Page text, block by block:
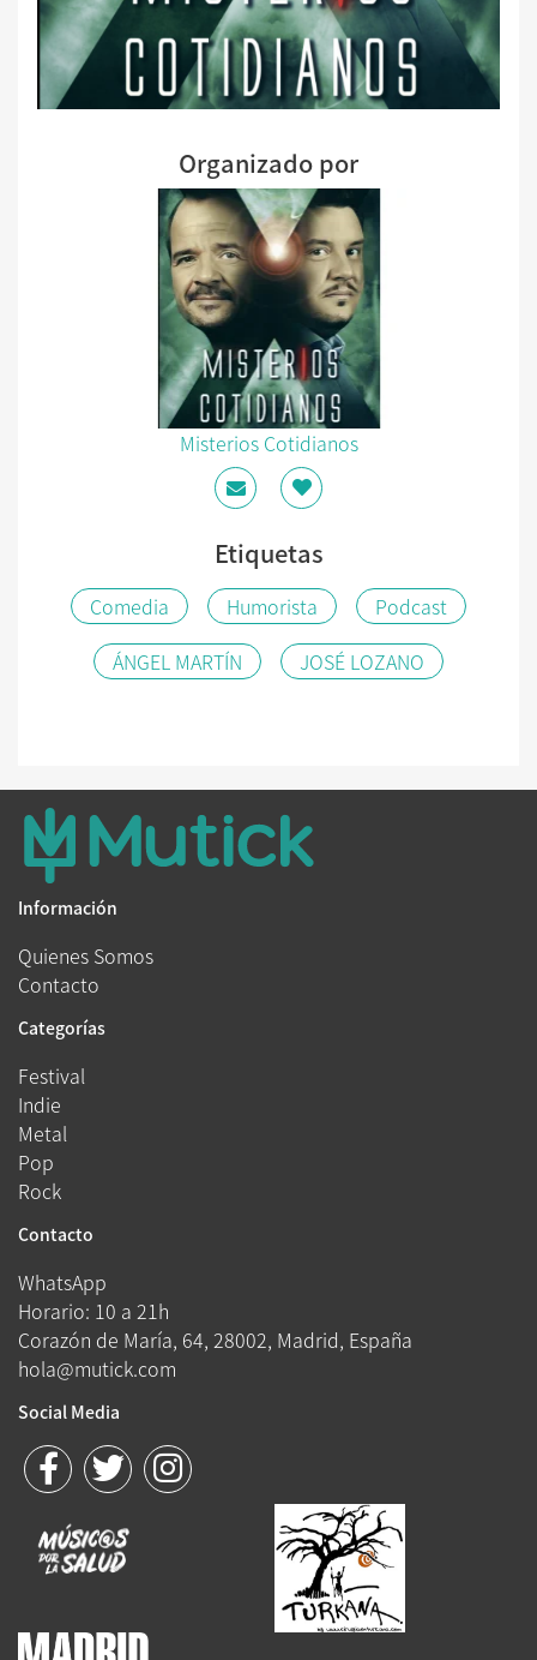
Organizado por
Misterios Cotidianos
Etiquetas
Comedia Humorista
Podcast
ÁNGEL MARTÍN
JOSÉ LOZANO
Información
Quienes Somos
Contacto
Categorías
Festival
Indie
Metal
Pop
Rock
Contacto
WhatsApp
Horario: 10 a 21h
Corazón de María, 64, 28002, Madrid, España
hola@mutick.com
Social Media